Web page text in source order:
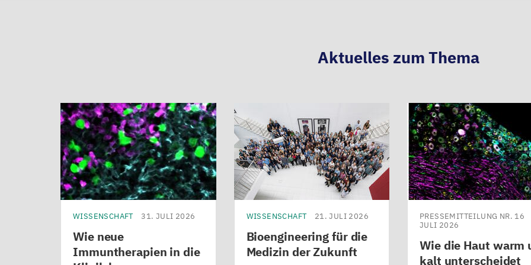
Aktuelles zum Thema
WISSENSCHAFT 31. JULI 2026
Wie neue
Immuntherapien in die
WISSENSCHAFT 21. JULI 2026
Bioengineering für die
Medizin der Zukunft
PRESSEMITTEILUNG NR. 16
JULI 2026
Wie die Haut warm
kalt unterscheidet